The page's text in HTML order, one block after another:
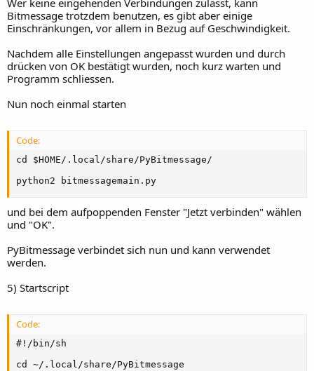
Bitmessage trotzdem benutzen, es gibt aber einige
Einschränkungen, vor allem in Bezug auf Geschwindigkeit.
Nachdem alle Einstellungen angepasst wurden und durch
drücken von OK bestätigt wurden, noch kurz warten und
Programm schliessen.
Nun noch einmal starten
Code:
cd $HOME/.local/share/PyBitmessage/
python2 bitmessagemain.py
und bei dem aufpoppenden Fenster "Jetzt verbinden" wählen
und "OK".
PyBitmessage verbindet sich nun und kann verwendet
werden.
5) Startscript
Code:
#!/bin/sh
cd ~/.local/share/PyBitmessage